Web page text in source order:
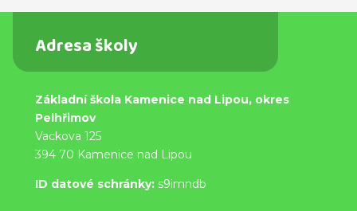
Adresa školy
Základní škola Kamenice nad Lipou, okres
Pelhřimov
Vackova 125
394 70 Kamenice nad Lipou
ID datové schránky: s9imndb